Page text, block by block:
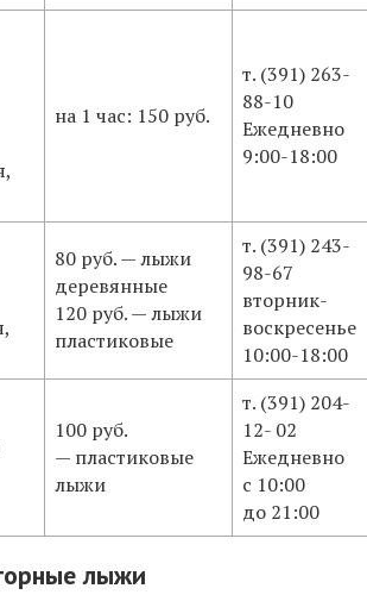
​на 1 час: 150 руб.
​т. (391) 263-
88-10
Ежедневно
9:00-18:00
​80 руб. — лыжи
деревянные
120 руб. — лыжи
пластиковые
т. (391) ​243-
98-67
вторник-
воскресенье
10:00-18:00
​100 руб.
— пластиковые
лыжи
т. (391) 204-
12- 02
Ежедневно
с 10:00
до 21:00​
лыжи